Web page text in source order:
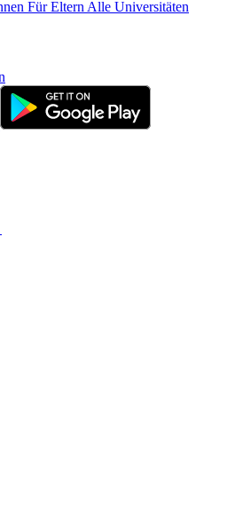
Für Eltern Alle Universitäten